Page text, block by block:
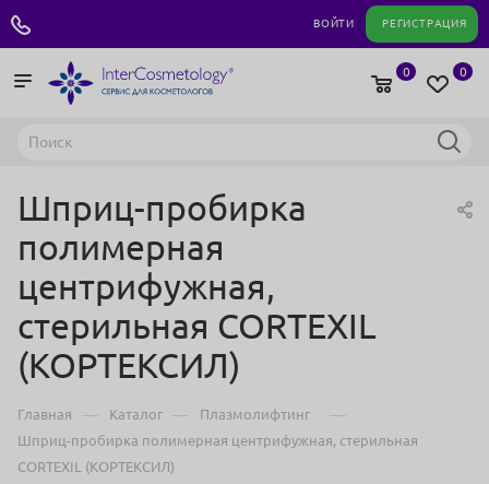
ВОЙТИ РЕГИСТРАЦИЯ
0
0
Шприц-пробирка
полимерная
центрифужная,
стерильная CORTEXIL
(КОРТЕКСИЛ)
Главная — Каталог — Плазмолифтинг —
Шприц-пробирка полимерная центрифужная, стерильная
CORTEXIL (КОРТЕКСИЛ)